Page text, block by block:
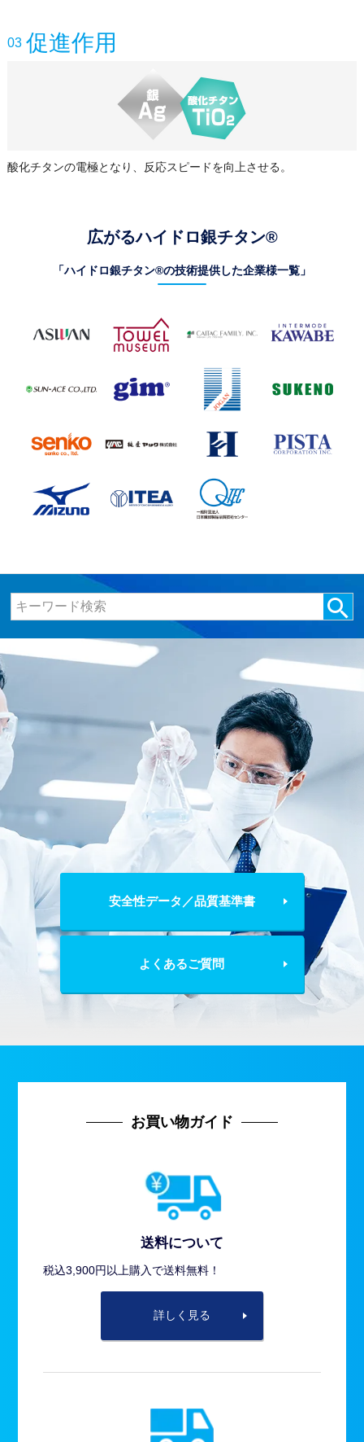
03 促進作用
酸化チタンの電極となり、反応スピードを向上させる。
広がるハイドロ銀チタン®
「ハイドロ銀チタン®の技術提供した企業様一覧」
安全性データ／品質基準書
よくあるご質問
お買い物ガイド
送料について
税込3,900円以上購入で送料無料！
詳しく見る